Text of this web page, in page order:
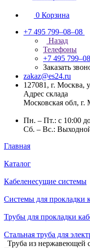
0 Корзина
+7 495 799–08–08
Назад
Телефоны
+7 495
Заказать
zakaz@es24.ru
127081, г. Москва,
Адрес склада
Московская обл, г.
Пн. – Пт.: с 10:00
Сб. – Вс.:
Главная
Каталог
Кабеленесущие системы
Системы для прокладки
Трубы для прокладки
Стальная труба для
Труба из нержавеющей